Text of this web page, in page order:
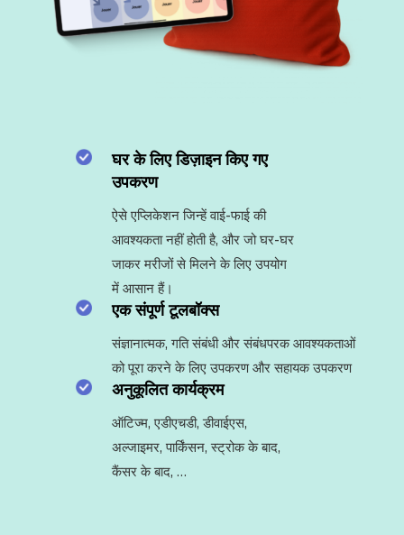
घर के लिए डिज़ाइन किए गए
उपकरण
ऐसे एप्लिकेशन जिन्हें वाई-फाई की
आवश्यकता नहीं होती है, और जो घर-घर
जाकर मरीजों से मिलने के लिए उपयोग
में आसान हैं।
एक संपूर्ण टूलबॉक्स
संज्ञानात्मक, गति संबंधी और संबंधपरक आवश्यकताओं
को पूरा करने के लिए उपकरण और सहायक उपकरण
अनुकूलित कार्यक्रम
ऑटिज्म, एडीएचडी, डीवाईएस,
अल्जाइमर, पार्किंसन, स्ट्रोक के बाद,
कैंसर के बाद, …